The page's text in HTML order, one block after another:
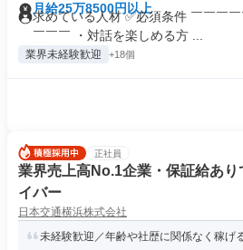
月給25万8500円以上
求めている人材 ✅必須条件 ￣￣￣
￣￣￣ ・対話を楽しめる方 ...
業界未経験歓迎 +18個
正社員
業界売上高No.1企業・保証給あり
イバー
日本交通横浜株式会社
未経験歓迎／年齢や社歴に関係なく稼げ